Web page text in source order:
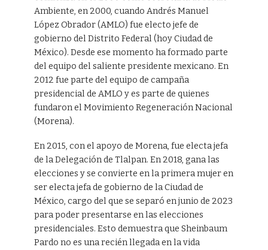
Ambiente, en 2000, cuando Andrés Manuel
López Obrador (AMLO) fue electo jefe de
gobierno del Distrito Federal (hoy Ciudad de
México). Desde ese momento ha formado parte
del equipo del saliente presidente mexicano. En
2012 fue parte del equipo de campaña
presidencial de AMLO y es parte de quienes
fundaron el Movimiento Regeneración Nacional
(Morena).
En 2015, con el apoyo de Morena, fue electa jefa
de la Delegación de Tlalpan. En 2018, gana las
elecciones y se convierte en la primera mujer en
ser electa jefa de gobierno de la Ciudad de
México, cargo del que se separó en junio de 2023
para poder presentarse en las elecciones
presidenciales. Esto demuestra que Sheinbaum
Pardo no es una recién llegada en la vida